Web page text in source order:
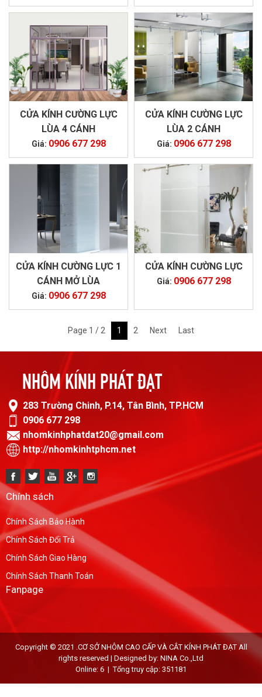
CƯỜNG LỰC
CỬA KÍNH CƯỜNG LỰC
LÙA 4 CÁNH
Giá: 0906 677 298
CỬA KÍNH CƯỜNG LỰC
LÙA 2 CÁNH
Giá: 0906 677 298
CỬA KÍNH CƯỜNG LỰC 1
CÁNH MỞ LÙA
Giá: 0906 677 298
CỬA KÍNH CƯỜNG LỰC
Giá: 0906 677 298
Page 1 / 2 1 2 Next Last
NHÔM KÍNH PHÁT ĐẠT
283 Trường Chinh, P.14, Tân Bình, TP.HCM
0906 677 298
nhomkinhphatdat20@gmail.com
http://nhomkinhtphcm.net
Chính sách
Chính Sách Bảo Hành
Chính Sách Đổi Trả
Chính Sách Giao Hàng
Chính Sách Thanh Toán
Fanpage
Copyright © 2021 .CƠ SỞ NHÔM CAO CẤP VÀ CẮT KÍNH PHÁT ĐẠT All
rights reserved | Designed by: NINA Co.,Ltd
Online: 6 | Tổng truy cập: 351181